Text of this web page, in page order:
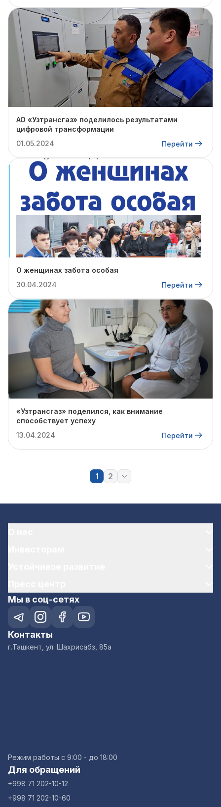
АО «Узтрансгаз» поделилось результатами
цифровой трансформации
01.05.2024
Перейти
О женщинах забота особая
30.04.2024
Перейти
«Узтрансгаз» поделился, как внимание
способствует успеху
13.04.2024
Перейти
1 2
Мы в соц-сетях
Контакты
г.Ташкент, ул. Шахрисабз, 85а
Режим работы с 9:00 - до 18:00
Для обращений
+998 71 202-10-12
+998 71 202-10-60